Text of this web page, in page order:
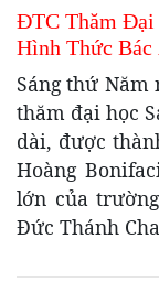
ĐTC Thăm Đại
Hình Thức Bác
Sáng thứ Năm
thăm đại học
dài, được
Hoàng
lớn của
Đức Thánh